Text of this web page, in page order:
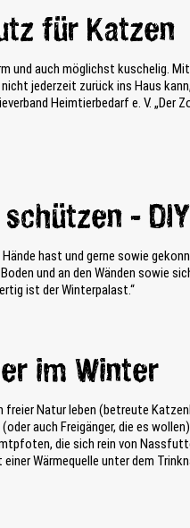
für Katzen
und auch möglichst kuschelig.
jederzeit zurück ins Haus
Heimtierbedarf e. V.
- DIY
Hände hast und gerne sowie
und an den Wänden sowie
ist der Winterpalast.“
im Winter
freier Natur leben (betreute
auch Freigänger, die es
die sich rein von
Wärmequelle unter dem